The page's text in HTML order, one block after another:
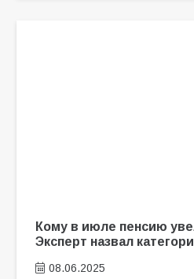
Кому в июле пенсию
Эксперт назвал
08.06.2025